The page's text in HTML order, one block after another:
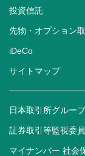
投資信託
先物・オプション取
iDeCo
サイトマップ
日本取引所グルー
証券取引等監視委
マイナンバー 社会